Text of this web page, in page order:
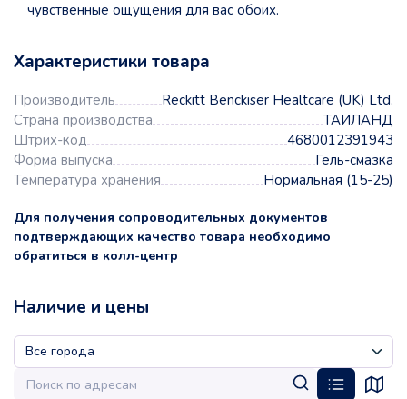
чувственные ощущения для вас обоих.
Характеристики товара
Производитель
Reckitt Benckiser Healtcare (UK) Ltd.
Страна производства
ТАИЛАНД
Штрих-код
4680012391943
Форма выпуска
Гель-смазка
Температура хранения
Нормальная (15-25)
Для получения сопроводительных документов
подтверждающих качество товара необходимо
обратиться в колл-центр
Наличие и цены